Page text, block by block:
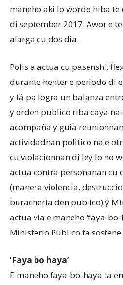
maneho aki lo wordo hiba te
di september 2017. Awor e
alarga cu dos dia.
Polis a actua cu pasenshi,
durante henter e periodo di
y tá pa logra un balanza
y orden publico riba caya na
acompaña y guia
actividadnan politico na e
cu violacionnan di ley lo no
actua contra personanan cu
(manera violencia,
buracheria den publico) ý
actua via e maneho ‘faya-
Ministerio Publico ta
‘Faya bo haya’
E maneho faya-bo-haya ta